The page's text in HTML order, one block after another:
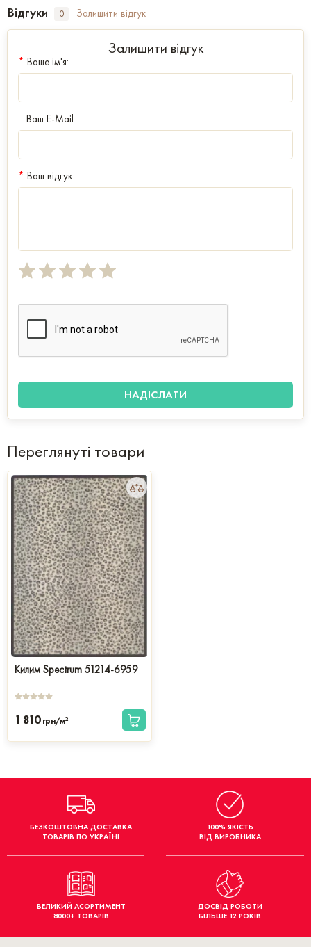
Відгуки 0 Залишити відгук
Залишити відгук
* Ваше ім'я:
Ваш E-Mail:
* Ваш відгук:
Переглянуті товари
Килим Spectrum 51214-6959
1 810 грн/м2
БЕЗКОШТОВНА ДОСТАВКА
ТОВАРІВ ПО УКРАЇНІ
100% ЯКІСТЬ
ВІД ВИРОБНИКА
ВЕЛИКИЙ АСОРТИМЕНТ
8000+ ТОВАРІВ
ДОСВІД РОБОТИ
БІЛЬШЕ 12 РОКІВ